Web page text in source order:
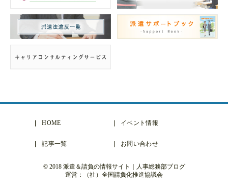
HOME イベント情報
記事一覧 お問い合わせ
© 2018 派遣＆請負の情報サイト｜人事総務部ブログ
運営：（社）全国請負化推進協議会